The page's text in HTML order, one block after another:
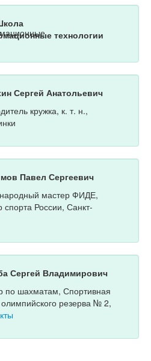
технологии
Сергей Анатольевич
кружка, к. т. н.,
Павел Сергеевич
мастер ФИДЕ,
спорта России, Санкт-
Сергей Владимирович
по шахматам, Спортивная
резерва № 2,